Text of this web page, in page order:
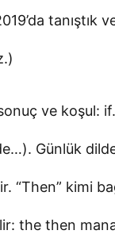
tanıştık
ve koşul:
Günlük
“Then” kimi
the then